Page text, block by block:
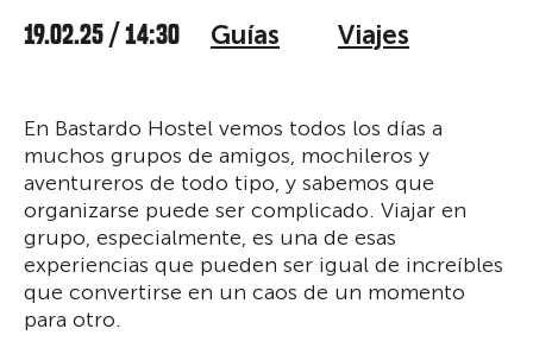
19.02.25 / 14:30 Guías Viajes
En Bastardo Hostel vemos todos los días a
muchos grupos de amigos, mochileros y
aventureros de todo tipo, y sabemos que
organizarse puede ser complicado. Viajar en
grupo, especialmente, es una de esas
experiencias que pueden ser igual de increíbles
que convertirse en un caos de un momento
para otro.